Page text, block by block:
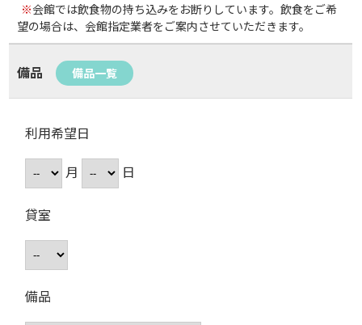
※会館では飲食物の持ち込みをお断りしています。飲食をご希
望の場合は、会館指定業者をご案内させていただきます。
備品 備品一覧
利用希望日
月
日
貸室
備品